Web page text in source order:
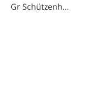
Gr Schützenhaus Pokal Jugen